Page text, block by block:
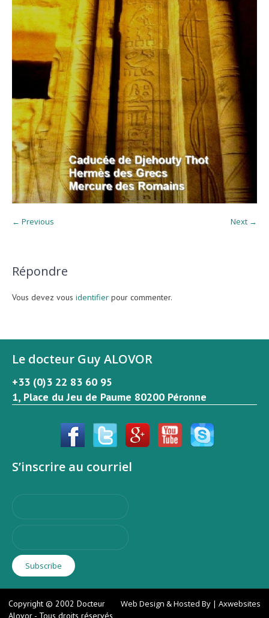
← Previous Next →
Répondre
Vous devez vous identifier pour commenter.
Le docteur Guy ALOVOR
+33 (0)3 22 83 60 95
1, Place du Jeu de Paume 80200 Péronne
S’inscrire au courriel
Web Design & Hosted By | Axwebsites
Copyright © 2002 Docteur
Alovor - Tous droits réservés